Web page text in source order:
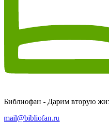
Библиофан - Дарим вторую
mail@bibliofan.ru